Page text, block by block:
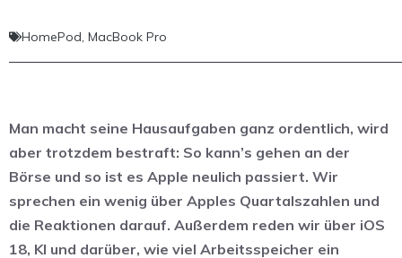
HomePod, MacBook Pro
Man macht seine Hausaufgaben ganz ordentlich, wird
aber trotzdem bestraft: So kann’s gehen an der
Börse und so ist es Apple neulich passiert. Wir
sprechen ein wenig über Apples Quartalszahlen und
die Reaktionen darauf. Außerdem reden wir über iOS
18, KI und darüber, wie viel Arbeitsspeicher ein